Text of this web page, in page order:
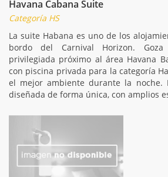
Havana Cabana Suite
Categoría HS
La suite Habana es uno de los
bordo del Carnival Horizon.
privilegiada próximo al área Havana
con piscina privada para la categoría
el mejor ambiente durante la noche.
diseñada de forma única, con amplios